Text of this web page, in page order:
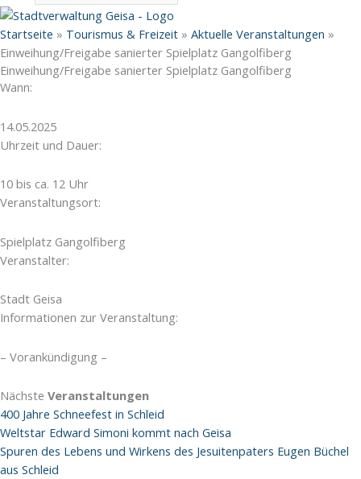
Startseite » Tourismus & Freizeit » Aktuelle Veranstaltungen »
Einweihung/Freigabe sanierter Spielplatz Gangolfiberg
Einweihung/Freigabe sanierter Spielplatz Gangolfiberg
Wann:
14.05.2025
Uhrzeit und Dauer:
10 bis ca. 12 Uhr
Veranstaltungsort:
Spielplatz Gangolfiberg
Veranstalter:
Stadt Geisa
Informationen zur Veranstaltung:
– Vorankündigung –
Nächste Veranstaltungen
400 Jahre Schneefest in Schleid
Weltstar Edward Simoni kommt nach Geisa
Spuren des Lebens und Wirkens des Jesuitenpaters Eugen Büchel
aus Schleid